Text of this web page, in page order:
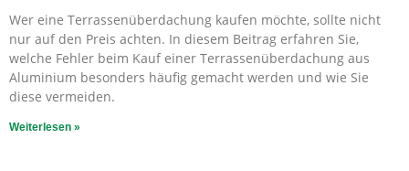
Wer eine Terrassenüberdachung kaufen möchte, sollte nicht
nur auf den Preis achten. In diesem Beitrag erfahren Sie,
welche Fehler beim Kauf einer Terrassenüberdachung aus
Aluminium besonders häufig gemacht werden und wie Sie
diese vermeiden.
Weiterlesen »